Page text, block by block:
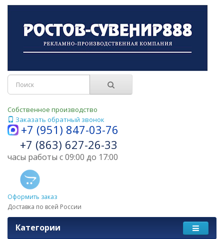
Собственное производство
Заказать обратный звонок
+7 (951) 847-03-76
+7 (863) 627-26-33
часы работы с 09:00 до 17:00
Оформить заказ
Доставка по всей России
Категории